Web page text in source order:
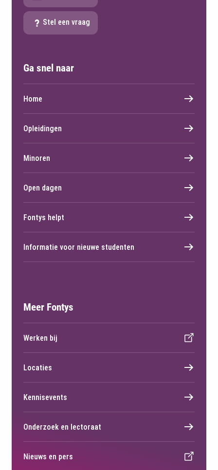
Stel een vraag
Ga snel naar
Home
Opleidingen
Minoren
Open dagen
Fontys helpt
Informatie voor nieuwe studenten
Meer Fontys
Werken bij
Locaties
Kennisevents
Onderzoek en lectoraat
Nieuws en pers